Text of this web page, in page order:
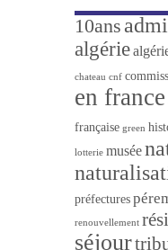
10ans
algérie
chateau cnf
en france
française green
lotterie musée
préfectures
renouvellement
séjour